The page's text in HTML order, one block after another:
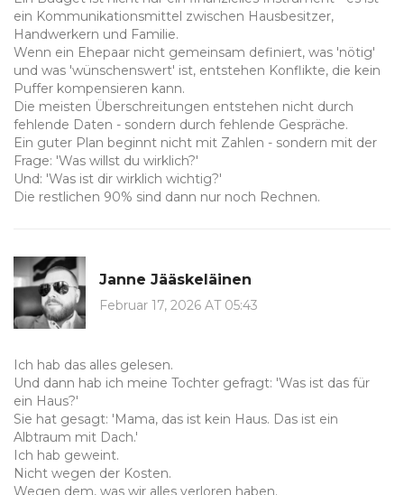
ein Kommunikationsmittel zwischen Hausbesitzer,
Handwerkern und Familie.
Wenn ein Ehepaar nicht gemeinsam definiert, was 'nötig'
und was 'wünschenswert' ist, entstehen Konflikte, die kein
Puffer kompensieren kann.
Die meisten Überschreitungen entstehen nicht durch
fehlende Daten - sondern durch fehlende Gespräche.
Ein guter Plan beginnt nicht mit Zahlen - sondern mit der
Frage: 'Was willst du wirklich?'
Und: 'Was ist dir wirklich wichtig?'
Die restlichen 90% sind dann nur noch Rechnen.
Janne Jääskeläinen
Februar 17, 2026 AT 05:43
Ich hab das alles gelesen.
Und dann hab ich meine Tochter gefragt: 'Was ist das für
ein Haus?'
Sie hat gesagt: 'Mama, das ist kein Haus. Das ist ein
Albtraum mit Dach.'
Ich hab geweint.
Nicht wegen der Kosten.
Wegen dem, was wir alles verloren haben.